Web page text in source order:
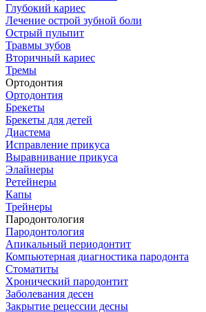
Глубокий кариес
Лечение острой зубной боли
Острый пульпит
Травмы зубов
Вторичный кариес
Тремы
Ортодонтия
Ортодонтия
Брекеты
Брекеты для детей
Диастема
Исправление прикуса
Выравнивание прикуса
Элайнеры
Ретейнеры
Капы
Трейнеры
Пародонтология
Пародонтология
Апикальный периодонтит
Компьютерная диагностика пародонта
Стоматиты
Хронический пародонтит
Заболевания десен
Закрытие рецессии десны